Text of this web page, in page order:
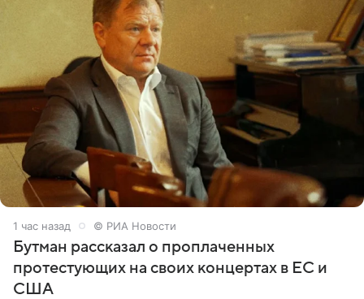
1 час назад © РИА Новости
Бутман рассказал о проплаченных
протестующих на своих концертах в ЕС и
США